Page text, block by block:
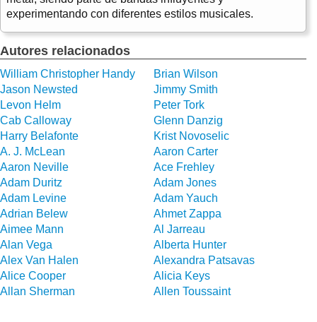
experimentando con diferentes estilos musicales.
Autores relacionados
William Christopher Handy
Brian Wilson
Jason Newsted
Jimmy Smith
Levon Helm
Peter Tork
Cab Calloway
Glenn Danzig
Harry Belafonte
Krist Novoselic
A. J. McLean
Aaron Carter
Aaron Neville
Ace Frehley
Adam Duritz
Adam Jones
Adam Levine
Adam Yauch
Adrian Belew
Ahmet Zappa
Aimee Mann
Al Jarreau
Alan Vega
Alberta Hunter
Alex Van Halen
Alexandra Patsavas
Alice Cooper
Alicia Keys
Allan Sherman
Allen Toussaint